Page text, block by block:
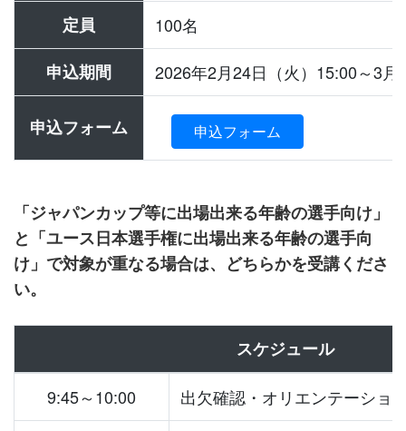
定員
100名
申込期間
2026年2月24日（火）15:00～3月
申込フォーム 申込フォーム
「ジャパンカップ等に出場出来る年齢の選手向け」
と「ユース日本選手権に出場出来る年齢の選手向
け」で対象が重なる場合は、どちらかを受講くださ
い。
スケジュール
9:45～10:00
出欠確認・オリエンテーショ